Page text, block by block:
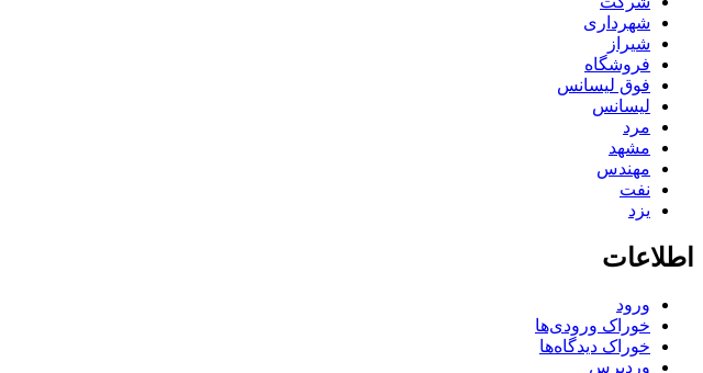
شهرداری
شیراز
فروشگاه
فوق لیسانس
لیسانس
مرد
مشهد
مهندس
نفت
یزد
اطلاعات
ورود
خوراک ورودی‌ها
خوراک دیدگاه‌ها
وردپرس